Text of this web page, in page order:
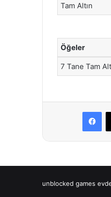
Tam Altın
Öğeler
7 Tane Tam
unblocked games